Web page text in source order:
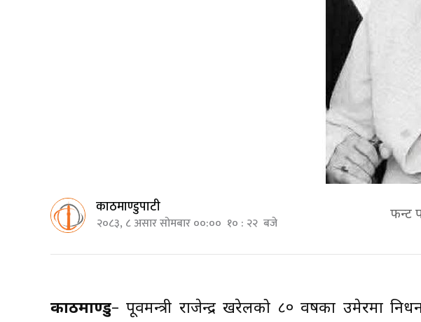
काठमाण्डुपाटी
२०८३, ८ असार सोमबार ००:०० १० : २२ बजे फन्ट
काठमाण्डु– पूर्वमन्त्री राजेन्द्र खरेलको ८० वर्षका उमेरमा